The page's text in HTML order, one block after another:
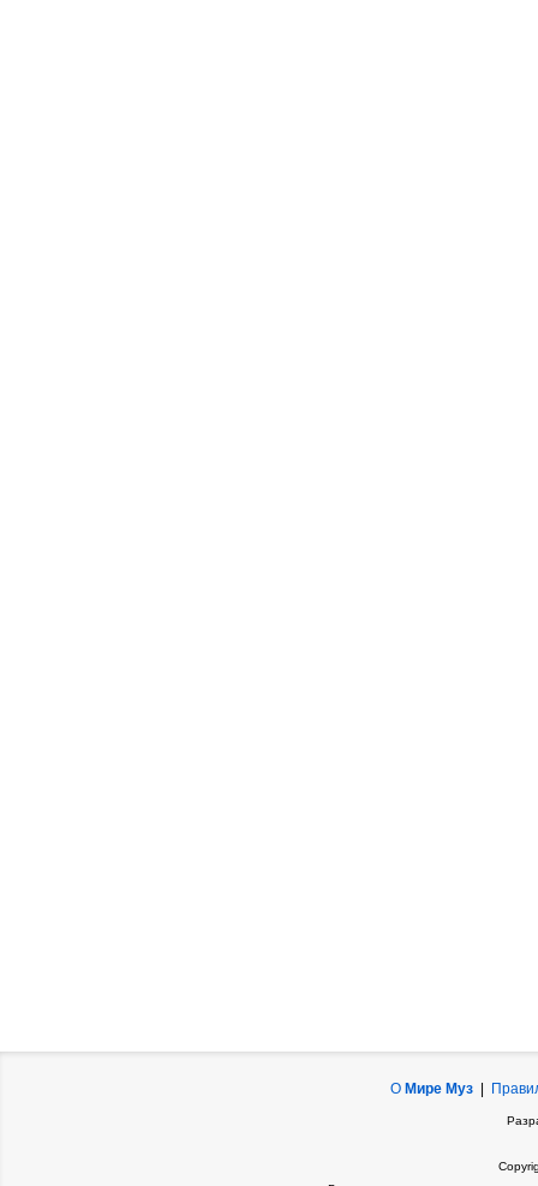
О Мире Муз|